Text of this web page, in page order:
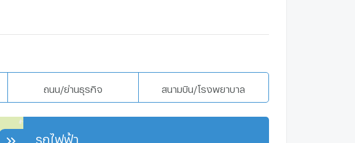
ถนน/ย่านธุรกิจ สนามบิน/โรงพยาบาล
รถไฟฟ้า